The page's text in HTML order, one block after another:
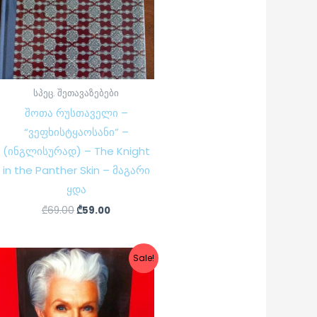
სპეც. შეთავაზებები
შოთა რუსთაველი –
“ვეფხისტყაოსანი” –
(ინგლისურად) – The Knight
in the Panther Skin – მაგარი
ყდა
₾69.00₾59.00
Sale!
Original
price
was:
₾20.00.
Current
price
is:
₾15.00.